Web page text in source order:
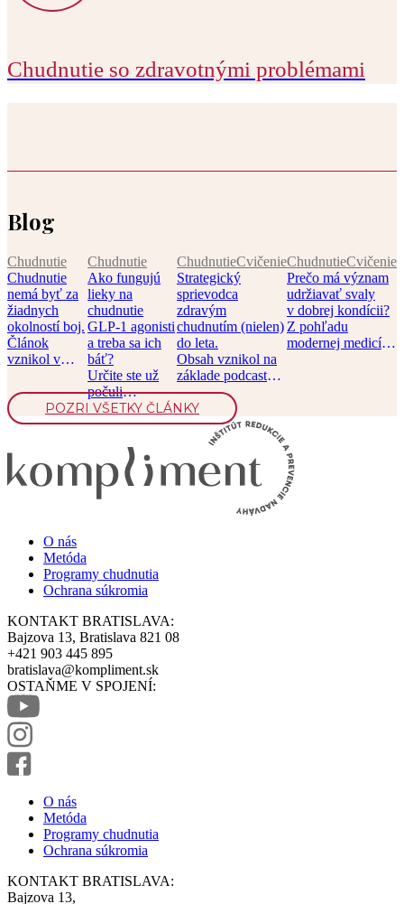
Chudnutie so zdravotnými problémami
Blog
Chudnutie
Chudnutie
nemá byť za
žiadnych
okolností boj.
Článok
vznikol v
časopisom
Moje zdravie.
[…]
Chudnutie
Ako fungujú
lieky na
chudnutie
GLP-1 agonisti
a treba sa ich
báť?
Určite ste už
počuli
o liekoch na
chudnutie,
ChudnutieCvičenie
Strategický
sprievodca
zdravým
chudnutím (nielen)
do leta.
Obsah vznikol na
základe podcastu
Chronicky
v pohode, epizóda
[…]
ChudnutieCvičenie
Prečo má význam
udržiavať svaly
v dobrej kondícii?
Z pohľadu
modernej medicíny
POZRI VŠETKY ČLÁNKY
O nás
Metóda
Programy chudnutia
Ochrana súkromia
KONTAKT BRATISLAVA:
Bajzova 13, Bratislava 821 08
+421 903 445 895
bratislava@kompliment.sk
OSTAŇME V SPOJENÍ:
O nás
Metóda
Programy chudnutia
Ochrana súkromia
KONTAKT BRATISLAVA:
Bajzova 13,